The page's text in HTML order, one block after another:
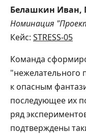
Белашкин Иван,
Номинация
Кейс: STRESS-05
Команда
"нежелательного
к опасным
последующее их
ряд
подтверждены